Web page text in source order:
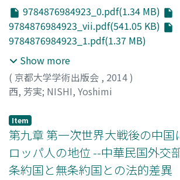
9784876984923_0.pdf(1.34 MB)
9784876984923_vii.pdf(541.05 KB)
9784876984923_1.pdf(1.37 MB)
Show more
( 京都大学学術出版会 , 2014)
西, 芳実; NISHI, Yoshimi
Item
第九章 第一次世界大戦後の中国
ロッパ人の地位 --中華民国外交
条約国と無条約国との法的差異